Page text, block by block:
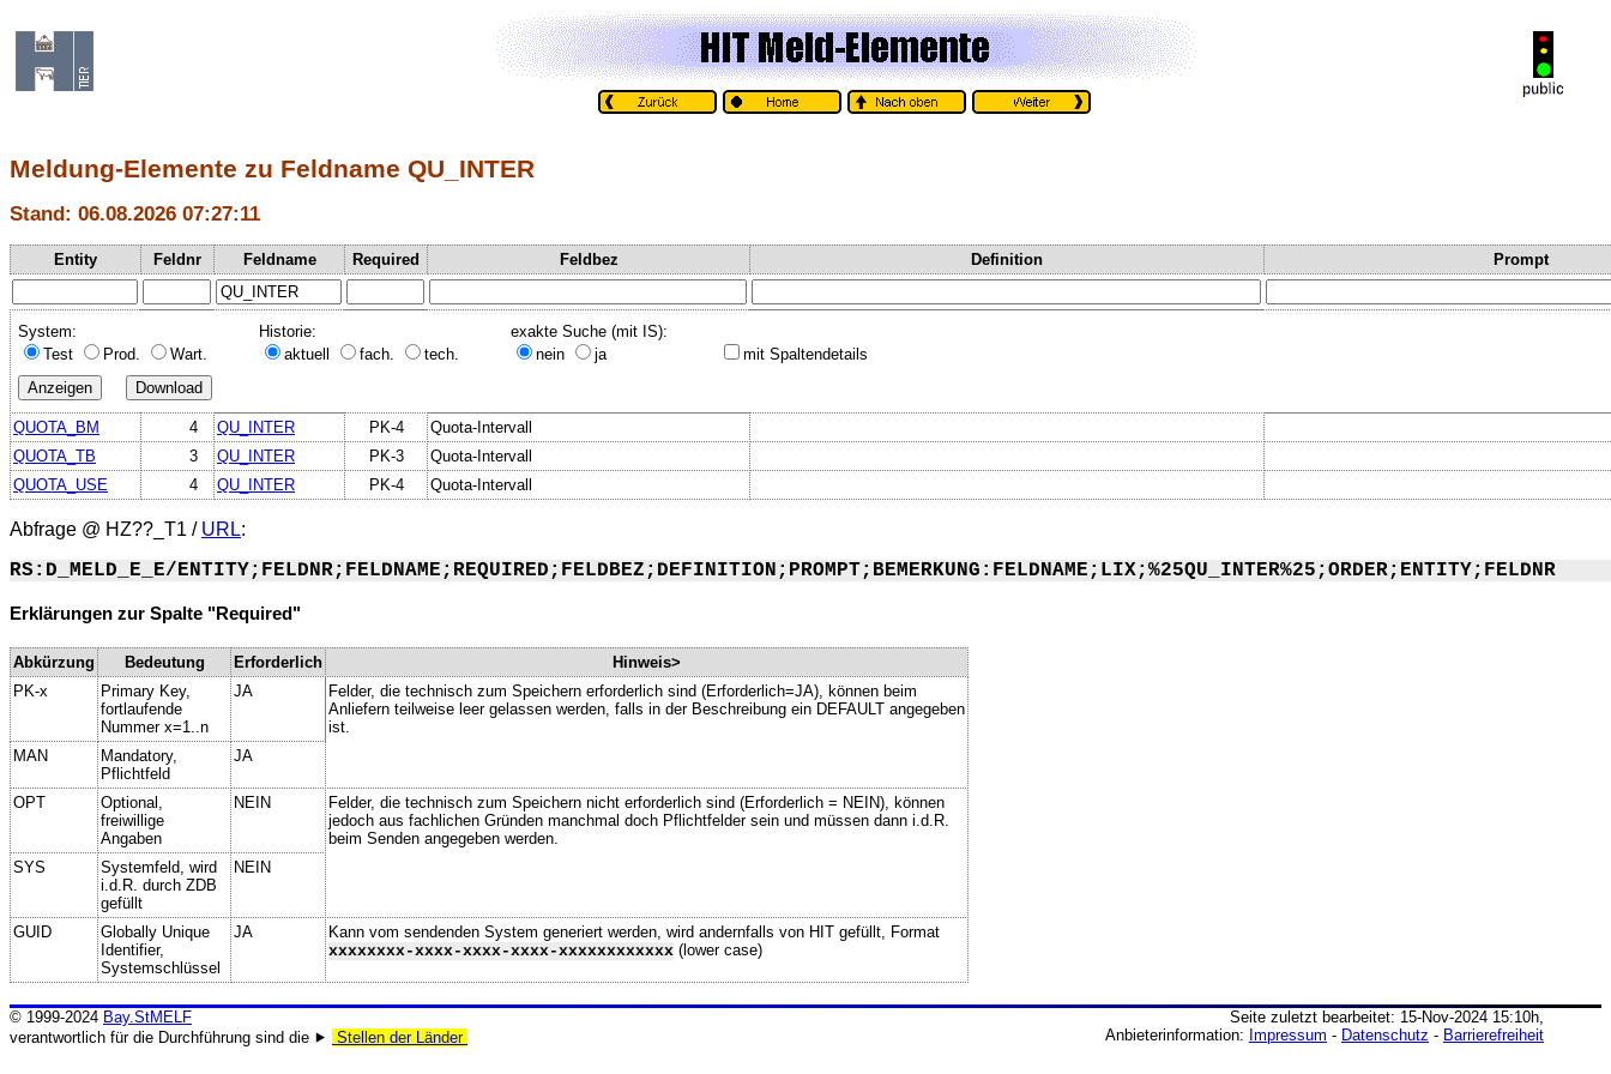
Meldung-Elemente zu Feldname QU_INTER
Stand: 06.08.2026 07:27:11
Entity Feldnr Feldname Required Feldbez Definition Prompt
System:
Test
Prod. Wart.
Historie:
aktuell
fach. tech.
exakte Suche (mit IS):
nein
ja mit Spaltendetails
QUOTA_BM 4 QU_INTER PK-4
Quota-Intervall
QUOTA_TB
3 QU_INTER PK-3
Quota-Intervall
QUOTA_USE
4 QU_INTER PK-4 Quota-Intervall
Abfrage @ HZ??_T1 / URL:
RS:D_MELD_E_E/ENTITY;FELDNR;FELDNAME;REQUIRED;FELDBEZ;DEFINITION;PROMPT;BEMERKUNG:FELDNAME;LIX;%25QU_INTER%25;ORDER;ENTITY;FELDNR
Erklärungen zur Spalte "Required"
Abkürzung Bedeutung Erforderlich
Hinweis>
PK-x
Primary Key,
fortlaufende
Nummer x=1..n
JA
Felder, die technisch zum Speichern erforderlich sind (Erforderlich=JA), können beim
Anliefern teilweise leer gelassen werden, falls in der Beschreibung ein DEFAULT angegeben
ist.
MAN
Mandatory,
Pflichtfeld
JA
OPT
Optional,
freiwillige
Angaben
NEIN
Felder, die technisch zum Speichern nicht erforderlich sind (Erforderlich = NEIN), können
jedoch aus fachlichen Gründen manchmal doch Pflichtfelder sein und müssen dann i.d.R.
beim Senden angegeben werden.
SYS
Systemfeld, wird
i.d.R. durch ZDB
gefüllt
NEIN
GUID
Globally Unique
Identifier,
Systemschlüssel
JA
Kann vom sendenden System generiert werden, wird andernfalls von HIT gefüllt, Format
xxxxxxxx-xxxx-xxxx-xxxx-xxxxxxxxxxxx (lower case)
Seite zuletzt bearbeitet: 15-Nov-2024 15:10h,
Anbieterinformation: Impressum - Datenschutz - Barrierefreiheit
© 1999-2024 Bay.StMELF
verantwortlich für die Durchführung sind die ⯈
Stellen der Länder